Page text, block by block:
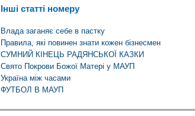
Інші статті номеру
Влада заганяє себе в пастку
Правила, які повинен знати кожен бізнесмен
СУМНИЙ КІНЕЦЬ РАДЯНСЬКОЇ КАЗКИ
Свято Покрови Божої Матері у МАУП
Україна між часами
ФУТБОЛ В МАУП